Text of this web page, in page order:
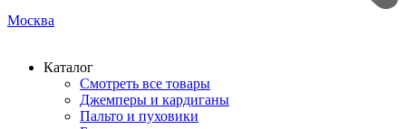
Москва
Каталог
Смотреть все товары
Джемперы и кардиганы
Пальто и пуховики